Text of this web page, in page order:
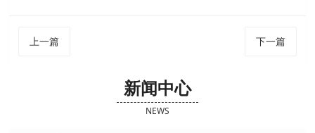
上一篇 下一篇
新闻中心
NEWS